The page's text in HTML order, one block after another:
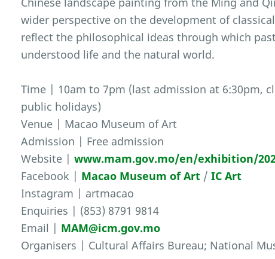
wider perspective on the development of
reflect the philosophical ideas through which
understood life and the natural world.
Time | 10am to 7pm (last admission at 6:30pm,
public holidays)
Venue | Macao Museum of Art
Admission | Free admission
Website |www.mam.gov.mo/en/exhibition/
Facebook | Macao Museum of Art /IC Art
Instagram | artmacao
Enquiries | (853) 8791 9814
Email | MAM@icm.gov.mo
Organisers | Cultural Affairs Bureau; National